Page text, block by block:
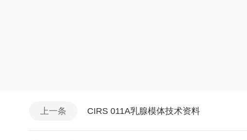
上一条 CIRS 011A乳腺模体技术资料